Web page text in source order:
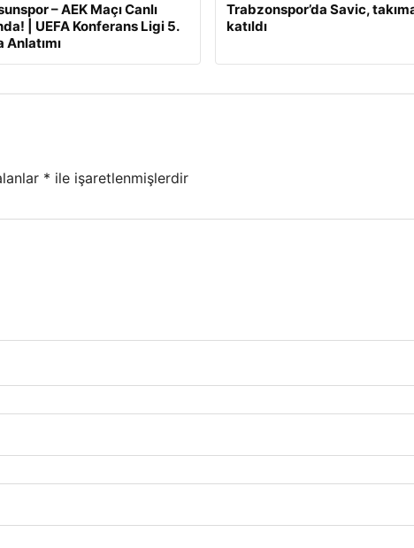
– AEK Maçı Canlı
| UEFA Konferans Ligi 5.
Anlatımı
Trabzonspor’da Savic,
katıldı
* ile işaretlenmişlerdir